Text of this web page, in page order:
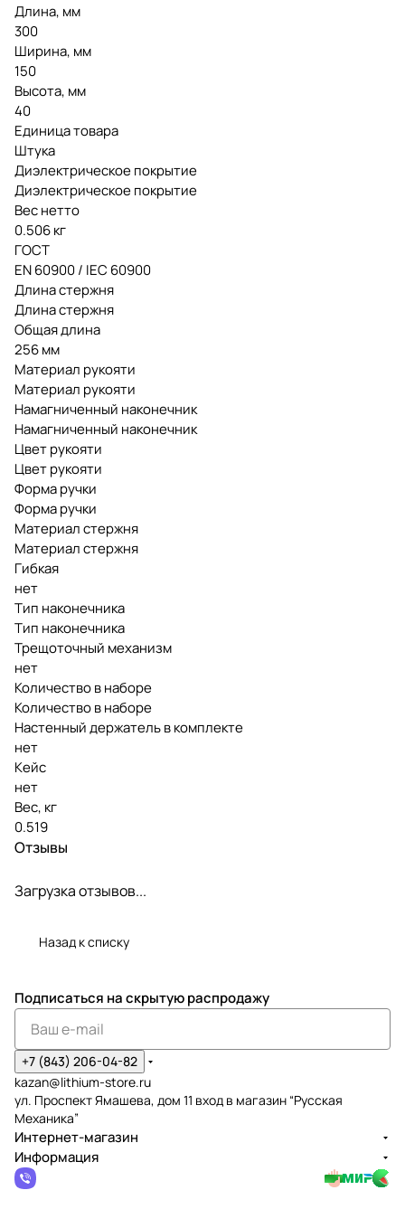
Длина, мм
300
Ширина, мм
150
Высота, мм
40
Единица товара
Штука
Диэлектрическое покрытие
Диэлектрическое покрытие
Вес нетто
0.506 кг
ГОСТ
EN 60900 / IEC 60900
Длина стержня
Длина стержня
Общая длина
256 мм
Материал рукояти
Материал рукояти
Намагниченный наконечник
Намагниченный наконечник
Цвет рукояти
Цвет рукояти
Форма ручки
Форма ручки
Материал стержня
Материал стержня
Гибкая
нет
Тип наконечника
Тип наконечника
Трещоточный механизм
нет
Количество в наборе
Количество в наборе
Настенный держатель в комплекте
нет
Кейс
нет
Вес, кг
0.519
Отзывы
Загрузка отзывов...
Назад к списку
Подписаться на скрытую распродажу
+7 (843) 206-04-82
kazan@lithium-store.ru
ул. Проспект Ямашева, дом 11 вход в магазин “Русская
Механика”
Интернет-магазин
Информация